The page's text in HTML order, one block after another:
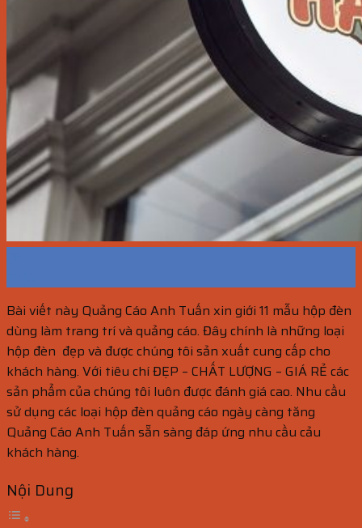
Bài viết này Quảng Cáo Anh Tuấn xin giới 11 mẫu hộp đèn
dùng làm trang trí và quảng cáo. Đây chính là những loại
hộp đèn đẹp và được chúng tôi sản xuất cung cấp cho
khách hàng. Với tiêu chí ĐẸP – CHẤT LƯỢNG – GIÁ RẺ các
sản phẩm của chúng tôi luôn được đánh giá cao. Nhu cầu
sử dụng các loại hộp đèn quảng cáo ngày càng tăng
Quảng Cáo Anh Tuấn sẵn sàng đáp ứng nhu cầu cảu
khách hàng.
Nội Dung